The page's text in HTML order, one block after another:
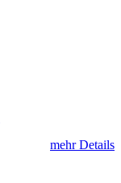
mehr Details